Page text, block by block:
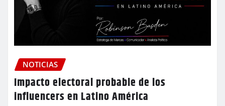
NOTICIAS
Impacto electoral probable de los
influencers en Latino América